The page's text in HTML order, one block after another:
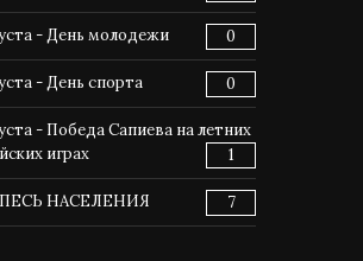
- День молодежи 0
- День спорта 0
- Победа Сапиева на летних
играх
1
НАСЕЛЕНИЯ 7